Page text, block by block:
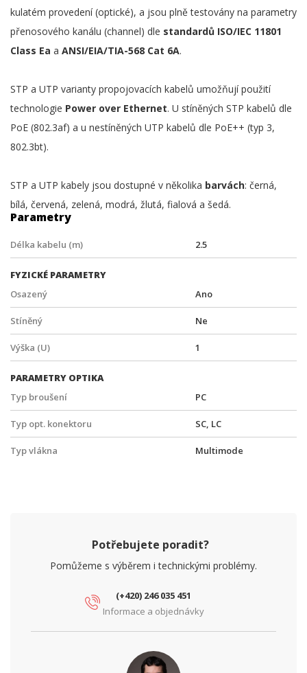
kulatém provedení (optické), a jsou plně testovány na parametry
přenosového kanálu (channel) dle standardů ISO/IEC 11801
Class Ea a ANSI/EIA/TIA-568 Cat 6A.
STP a UTP varianty propojovacích kabelů umožňují použití
technologie Power over Ethernet. U stíněných STP kabelů dle
PoE (802.3af) a u nestíněných UTP kabelů dle PoE++ (typ 3,
802.3bt).
STP a UTP kabely jsou dostupné v několika barvách: černá,
bílá, červená, zelená, modrá, žlutá, fialová a šedá.
Parametry
Délka kabelu (m) 2.5
FYZICKÉ PARAMETRY
Osazený
Ano
Stíněný Ne
Výška (U) 1
PARAMETRY OPTIKA
Typ broušení
PC
Typ opt. konektoru SC, LC
Typ vlákna Multimode
Potřebujete poradit?
Pomůžeme s výběrem i technickými problémy.
(+420) 246 035 451
Informace a objednávky